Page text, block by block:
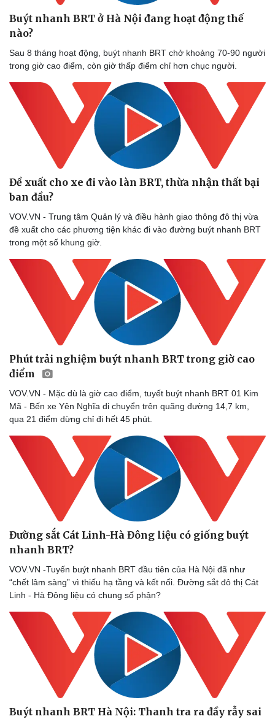
Sân khấu - Điện ảnh
Văn học
Âm nhạc
Di sản
Sao Việt
Buýt nhanh BRT ở Hà Nội đang hoạt động thế
nào?
Sau 8 tháng hoạt động, buýt nhanh BRT chở khoảng 70-90 người
trong giờ cao điểm, còn giờ thấp điểm chỉ hơn chục người.
Đề xuất cho xe đi vào làn BRT, thừa nhận thất bại
ban đầu?
VOV.VN - Trung tâm Quản lý và điều hành giao thông đô thị vừa
đề xuất cho các phương tiện khác đi vào đường buýt nhanh BRT
trong một số khung giờ.
Phút trải nghiệm buýt nhanh BRT trong giờ cao
điểm
VOV.VN - Mặc dù là giờ cao điểm, tuyết buýt nhanh BRT 01 Kim
Mã - Bến xe Yên Nghĩa di chuyển trên quãng đường 14,7 km,
qua 21 điểm dừng chỉ đi hết 45 phút.
Đường sắt Cát Linh-Hà Đông liệu có giống buýt
nhanh BRT?
VOV.VN -Tuyến buýt nhanh BRT đầu tiên của Hà Nội đã như
“chết lâm sàng” vì thiếu hạ tầng và kết nối. Đường sắt đô thị Cát
Linh - Hà Đông liệu có chung số phận?
Buýt nhanh BRT Hà Nội: Thanh tra ra đầy rẫy sai